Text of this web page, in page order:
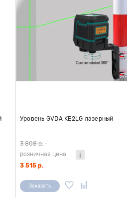
Уровень GVDA KE2LG лазерный
3 808 р. -
розничная цена
3 515 р.
Заказать